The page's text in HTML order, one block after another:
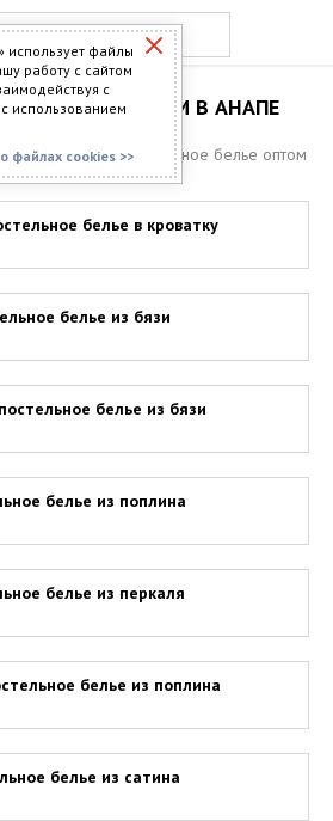
использует файлы
работу с сайтом
с
использованием
файлах cookies >>
БЕЛЬЕ ОПТОМ В АНАПЕ
бельё> Постельное белье оптом
белье в кроватку
белье из бязи
белье из бязи
белье из поплина
белье из перкаля
белье из поплина
белье из сатина